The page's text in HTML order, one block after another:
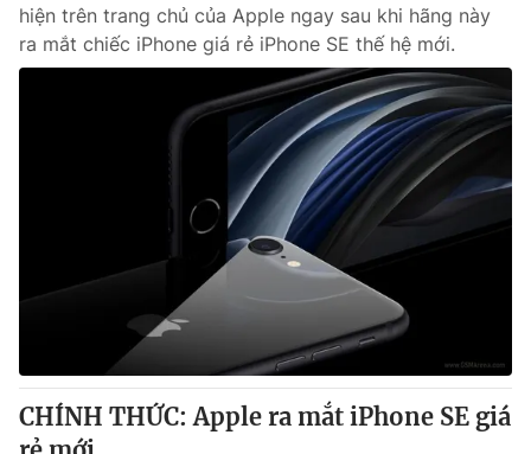
Liên hệ tòa soạn English
Cơ quan chủ quản:
Đài Truyền hình Việt Nam
Cơ quan báo chí:Thời báo VTV
Giấy phép hoạt động báo in và báo điện tử số 483/GP-BTTTT
cấp ngày 29/12/2023
Tổng Biên tập:Vũ Thanh Thủy
Phó Tổng Biên tập:
hiện trên trang chủ của Apple ngay sau khi hãng này
ra mắt chiếc iPhone giá rẻ iPhone SE thế hệ mới.
CHÍNH THỨC: Apple ra mắt iPhone SE giá